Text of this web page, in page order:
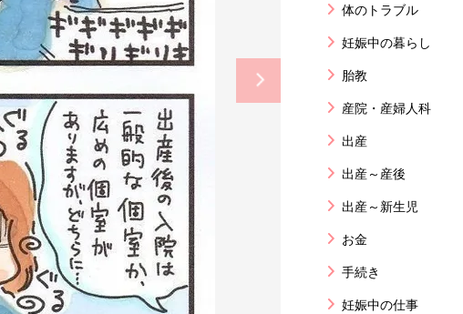
体のトラブル
妊娠中の暮らし
胎教
産院・産婦人科
出産
出産～産後
出産～新生児
お金
手続き
妊娠中の仕事